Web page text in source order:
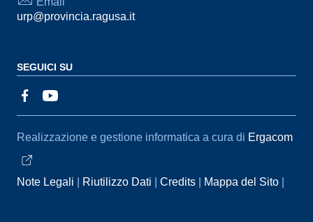
urp@provincia.ragusa.it
SEGUICI SU
Sezione Link Utili
Realizzazione e gestione informatica a cura di Ergacom
Note Legali Riutilizzo Dati Credits
Mappa del Sito